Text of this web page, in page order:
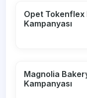
Opet Tokenflex
Kampanyası
Magnolia
Kampanyası